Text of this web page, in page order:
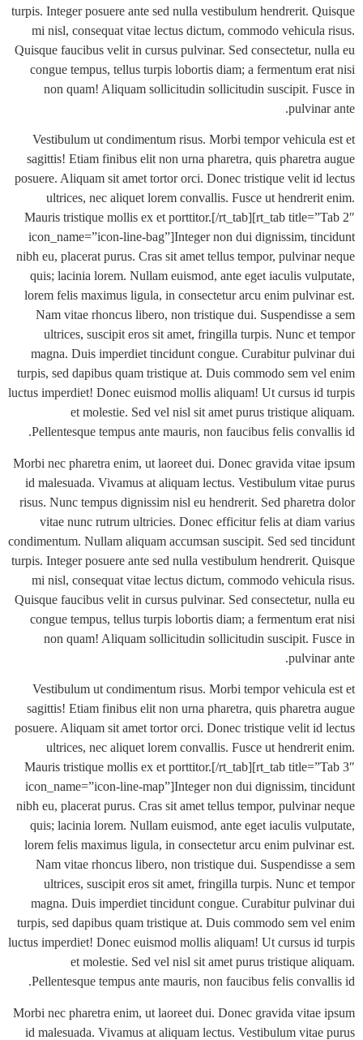
turpis. Integer posuere ante sed nulla vestibulum hendrerit.
mi nisl, consequat vitae lectus dictum, commodo
Quisque faucibus velit in cursus pulvinar. Sed consectetur,
congue tempus, tellus turpis lobortis diam; a fermentum
non quam! Aliquam sollicitudin sollicitudin suscipit.
Vestibulum ut condimentum risus. Morbi tempor
sagittis! Etiam finibus elit non urna pharetra, quis
posuere. Aliquam sit amet tortor orci. Donec tristique velit
ultrices, nec aliquet lorem convallis. Fusce ut
Mauris tristique mollis ex et porttitor.[/rt_tab][rt_tab
icon_name=”icon-line-bag”]Integer non dui dignissim,
nibh eu, placerat purus. Cras sit amet tellus tempor,
quis; lacinia lorem. Nullam euismod, ante eget iaculis
lorem felis maximus ligula, in consectetur arcu enim
Nam vitae rhoncus libero, non tristique dui.
ultrices, suscipit eros sit amet, fringilla turpis. Nunc et
magna. Duis imperdiet tincidunt congue. Curabitur
turpis, sed dapibus quam tristique at. Duis commodo sem
luctus imperdiet! Donec euismod mollis aliquam! Ut cursus
et molestie. Sed vel nisl sit amet purus tristique
Pellentesque tempus ante mauris, non faucibus felis
Morbi nec pharetra enim, ut laoreet dui. Donec gravida
id malesuada. Vivamus at aliquam lectus. Vestibulum
risus. Nunc tempus dignissim nisl eu hendrerit. Sed
vitae nunc rutrum ultricies. Donec efficitur felis at
condimentum. Nullam aliquam accumsan suscipit. Sed sed
turpis. Integer posuere ante sed nulla vestibulum hendrerit.
mi nisl, consequat vitae lectus dictum, commodo
Quisque faucibus velit in cursus pulvinar. Sed consectetur,
congue tempus, tellus turpis lobortis diam; a fermentum
non quam! Aliquam sollicitudin sollicitudin suscipit.
Vestibulum ut condimentum risus. Morbi tempor
sagittis! Etiam finibus elit non urna pharetra, quis
posuere. Aliquam sit amet tortor orci. Donec tristique velit
ultrices, nec aliquet lorem convallis. Fusce ut
Mauris tristique mollis ex et porttitor.[/rt_tab][rt_tab
icon_name=”icon-line-map”]Integer non dui dignissim,
nibh eu, placerat purus. Cras sit amet tellus tempor,
quis; lacinia lorem. Nullam euismod, ante eget iaculis
lorem felis maximus ligula, in consectetur arcu enim
Nam vitae rhoncus libero, non tristique dui.
ultrices, suscipit eros sit amet, fringilla turpis. Nunc et
magna. Duis imperdiet tincidunt congue. Curabitur
turpis, sed dapibus quam tristique at. Duis commodo sem
luctus imperdiet! Donec euismod mollis aliquam! Ut cursus
et molestie. Sed vel nisl sit amet purus tristique
Pellentesque tempus ante mauris, non faucibus felis
Morbi nec pharetra enim, ut laoreet dui. Donec gravida
id malesuada. Vivamus at aliquam lectus. Vestibulum